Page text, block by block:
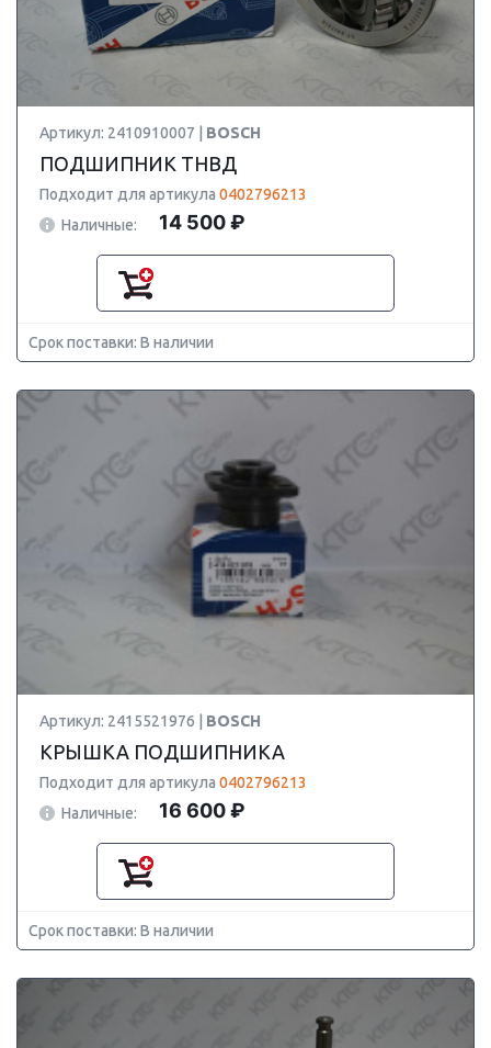
Артикул: 2410910007 | BOSCH
ПОДШИПНИК ТНВД
Подходит для артикула 0402796213
Наличные:
14 500 ₽
Срок поставки: В наличии
Артикул: 2415521976 | BOSCH
КРЫШКА ПОДШИПНИКА
Подходит для артикула 0402796213
Наличные:
16 600 ₽
Срок поставки: В наличии